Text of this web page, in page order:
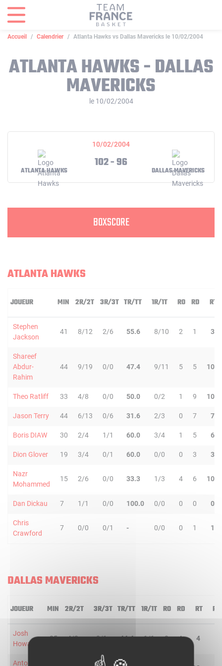
Accueil Calendrier Atlanta Hawks vs Dallas Mavericks le 10/02/2004
ATLANTA HAWKS - DALLAS
MAVERICKS
le 10/02/2004
10/02/2004
ATLANTA HAWKS
102 - 96
DALLAS MAVERICKS
BOXSCORE
ATLANTA HAWKS
JOUEUR MIN 2R/2T 3R/3T TR/TT 1R/1T RO RD RT
Stephen
Jackson
41 8/12 2/6 55.6 8/10 2 1 3
Shareef
Abdur-
Rahim
44 9/19 0/0 47.4 9/11 5 5 10
Theo Ratliff 33 4/8 0/0 50.0 0/2 1 9 10
Jason Terry 44 6/13 0/6 31.6 2/3 0 7 7
Boris DIAW 30 2/4 1/1 60.0 3/4 1 5 6
Dion Glover 19 3/4 0/1 60.0 0/0 0 3 3
Nazr
Mohammed
15 2/6 0/0 33.3 1/3 4 6 10
Dan Dickau 7 1/1 0/0 100.0 0/0 0 0 0
Chris
Crawford
7 0/0 0/1 - 0/0 0 1 1
DALLAS MAVERICKS
JOUEUR MIN 2R/2T 3R/3T TR/TT 1R/1T RO RD RT PD
Josh
Howard
25 4/8 0/1 44.4 1/1 0 4 4
Antoine
Panneau de gestion des cookies